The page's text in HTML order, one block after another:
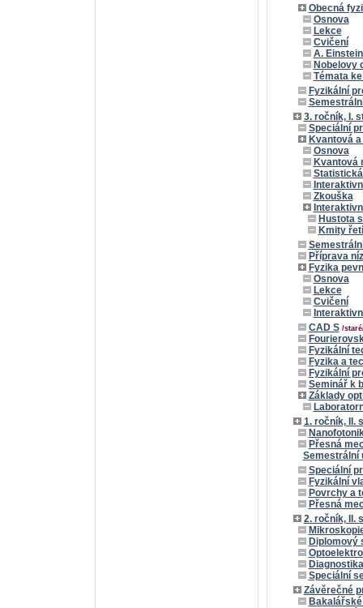
Obecná
Osnova
Lekce
Cvičení
A.
Nobelovy
Témata
Fyzikální
3. ročník, I.
Speciální
Kvantová
Osnova
Kvantová
Zkouška
Hustota
Kmity
Příprava
Fyzika
Osnova
Lekce
Cvičení
CAD S /
Fyzikální
Fyzika a
Fyzikální
Seminář k
Základy
1. ročník, II.
Přesná
Semestrální
Speciální
Fyzikální
Povrchy a
Přesná
2. ročník, II.
Diplomový
Speciální
Závěrečné